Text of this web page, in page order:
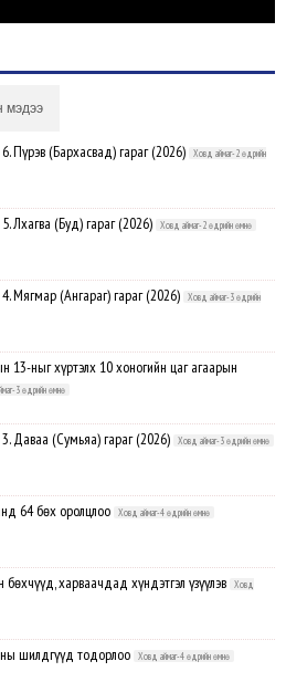
мэдээ
Пүрэв (Бархасвад) гараг (2026)
Ховд аймаг-2 өдрийн
Лхагва (Буд) гараг (2026) Ховд аймаг-2 өдрийн өмнө
Мягмар (Ангараг) гараг (2026)
Ховд аймаг-3 өдрийн
ныг хүртэлх 10 хоногийн цаг агаарын
3 өдрийн өмнө
Даваа (Сумьяа) гараг (2026) Ховд аймаг-3 өдрийн өмнө
64 бөх оролцлоо Ховд аймаг-4 өдрийн өмнө
бөхчүүд, харваачдад хүндэтгэл үзүүлэв
Ховд
шилдгүүд тодорлоо Ховд аймаг-4 өдрийн өмнө